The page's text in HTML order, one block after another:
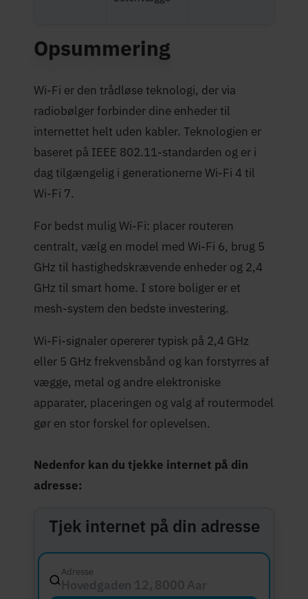
Opsummering
Wi-Fi er den trådløse teknologi, der via
radiobølger forbinder dine enheder til
internettet helt uden kabler. Teknologien er
baseret på IEEE 802.11-standarden og er i
dag tilgængelig i generationerne Wi-Fi 4 til
Wi-Fi 7.
For bedst mulig Wi-Fi: placer routeren
centralt, vælg en model med Wi-Fi 6, brug 5
GHz til hastighedskrævende enheder og 2,4
GHz til smart home. I store boliger er et
mesh-system den bedste investering.
Wi-Fi-signaler opererer typisk på 2,4 GHz
eller 5 GHz frekvensbånd og kan forstyrres af
vægge, metal og andre elektroniske
apparater, placeringen og valg af routermodel
gør en stor forskel for oplevelsen.
Nedenfor kan du tjekke internet på din
adresse:
Tjek internet på din adresse
Adresse
Hovedgaden 12, 8000 Aarhus C